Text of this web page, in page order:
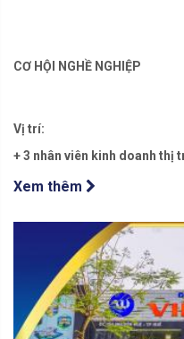
CƠ HỘI NGHỀ NGHIỆP
Vị trí:
+ 3 nhân viên kinh doanh thị
Xem thêm